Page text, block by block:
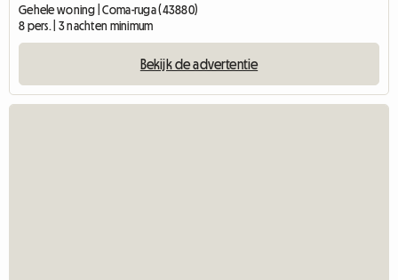
Gehele woning | Coma-ruga (43880)
8 pers. | 3 nachten minimum
Bekijk de advertentie